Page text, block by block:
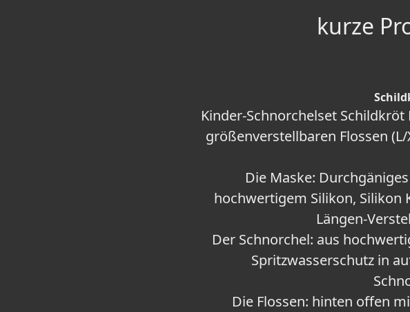
kurze
Kinder-Schnorchelset Schildkröt
größenverstellbaren Flossen
Die Maske:
hochwertigem Silikon, Silikon
Längen-
Der Schnorchel: aus
Spritzwasserschutz in
Die Flossen: hinten offen